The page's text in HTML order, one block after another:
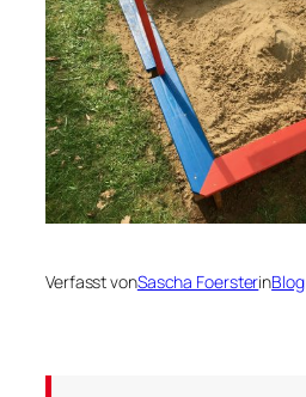
Verfasst vonSascha FoersterinBlog